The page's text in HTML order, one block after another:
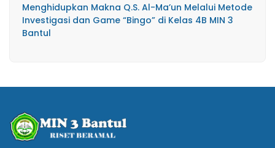
Menghidupkan Makna Q.S. Al-Ma’un Melalui Metode
Investigasi dan Game “Bingo” di Kelas 4B MIN 3
Bantul